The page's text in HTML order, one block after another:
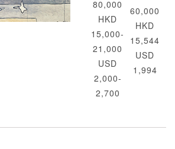
80,000
HKD
15,000-
21,000
USD
2,000-
2,700
60,000
HKD
15,544
USD
1,994